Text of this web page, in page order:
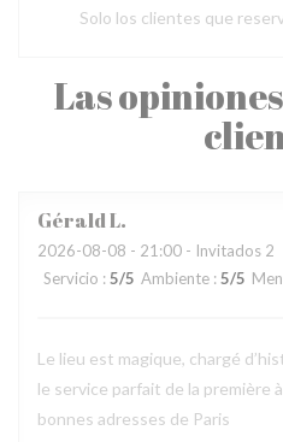
Las
GéraldL
2026-08-08 - 21:00 - Invitados 2
Servicio : 5/5 Ambiente : 5/5
Le lieu est magique, chargé
le service parfait de la première
bonnes adresses de Paris
Solo los clientes que